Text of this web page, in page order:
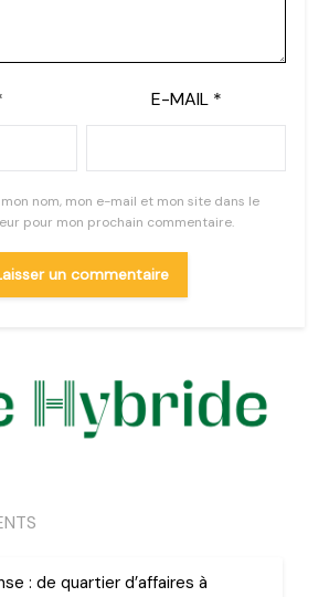
E-MAIL *
nom, mon e-mail et mon site dans le
pour mon prochain commentaire.
: de quartier d’affaires à